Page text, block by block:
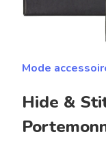
Mode
Hide &